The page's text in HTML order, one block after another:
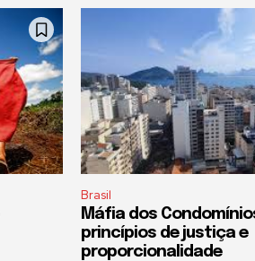
Brasil
Máfia dos
princípios de justiça e
proporcionalidade